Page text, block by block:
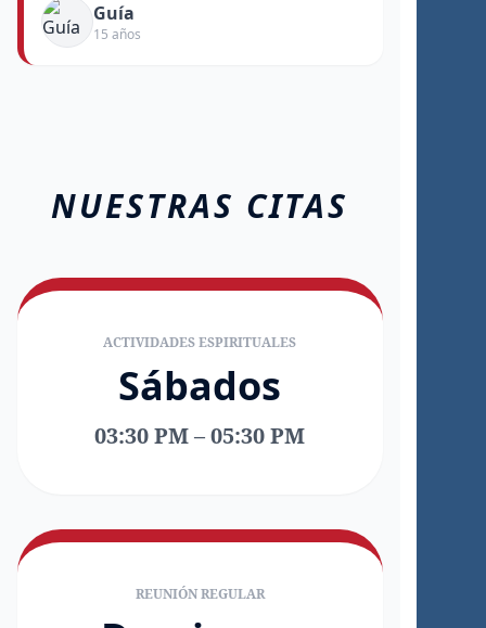
Guía
15 años
NUESTRAS CITAS
ACTIVIDADES ESPIRITUALES
Sábados
03:30 PM – 05:30 PM
REUNIÓN REGULAR